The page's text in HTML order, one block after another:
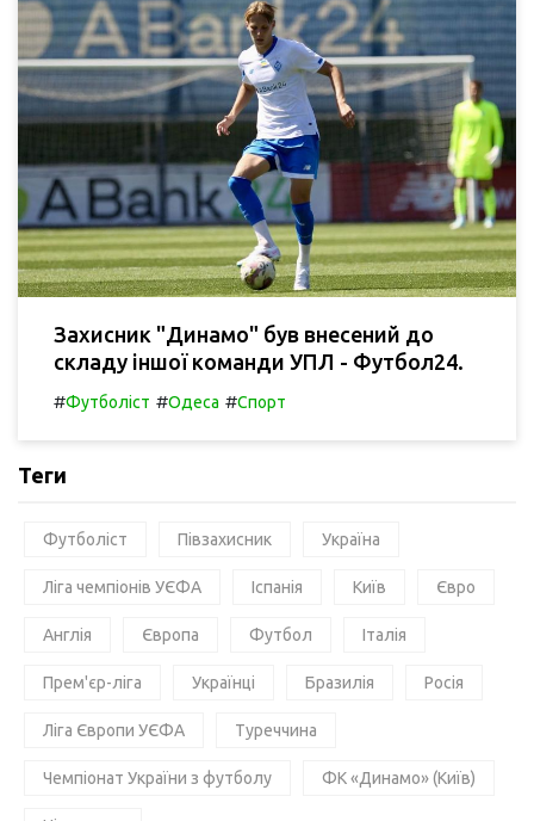
Захисник "Динамо" був внесений до
складу іншої команди УПЛ - Футбол24.
#Футболіст #Одеса #Спорт
Теги
Футболіст Півзахисник Україна
Ліга чемпіонів УЄФА Іспанія Київ Євро
Англія Європа Футбол Італія
Прем'єр-ліга Українці Бразилія Росія
Ліга Європи УЄФА Туреччина
Чемпіонат України з футболу ФК «Динамо» (Київ)